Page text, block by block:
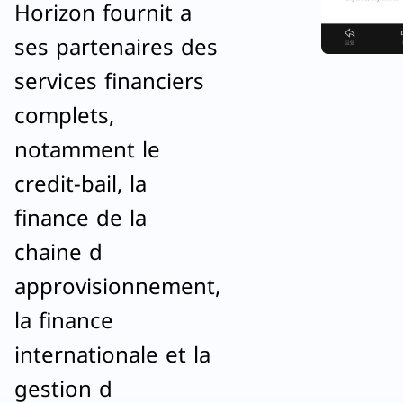
Horizon fournit a
ses partenaires des
services financiers
complets,
notamment le
credit-bail, la
finance de la
chaine d
approvisionnement,
la finance
internationale et la
gestion d